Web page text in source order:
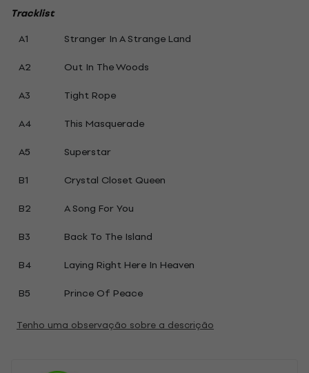
Tracklist
A1
Stranger In A Strange Land
A2
Out In The Woods
A3
Tight Rope
A4
This Masquerade
A5
Superstar
B1
Crystal Closet Queen
B2
A Song For You
B3
Back To The Island
B4
Laying Right Here In Heaven
B5
Prince Of Peace
Tenho uma observação sobre a descrição